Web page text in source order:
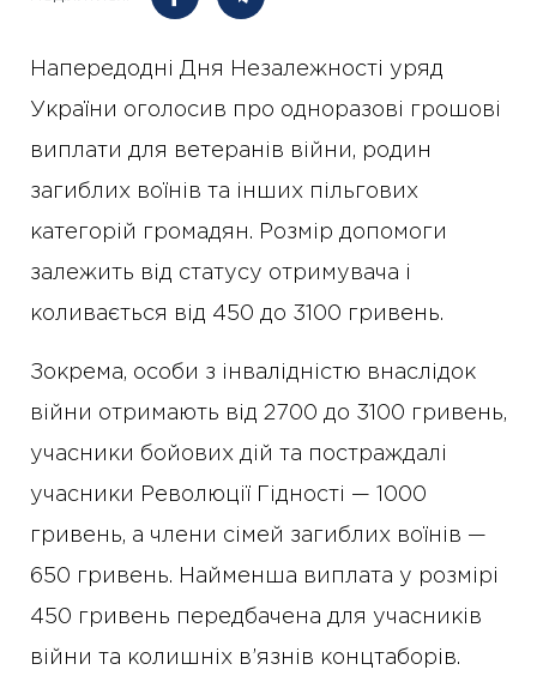
Напередодні Дня Незалежності уряд
України оголосив про одноразові грошові
виплати для ветеранів війни, родин
загиблих воїнів та інших пільгових
категорій громадян. Розмір допомоги
залежить від статусу отримувача і
коливається від 450 до 3100 гривень.
Зокрема, особи з інвалідністю внаслідок
війни отримають від 2700 до 3100 гривень,
учасники бойових дій та постраждалі
учасники Революції Гідності — 1000
гривень, а члени сімей загиблих воїнів —
650 гривень. Найменша виплата у розмірі
450 гривень передбачена для учасників
війни та колишніх в’язнів концтаборів.